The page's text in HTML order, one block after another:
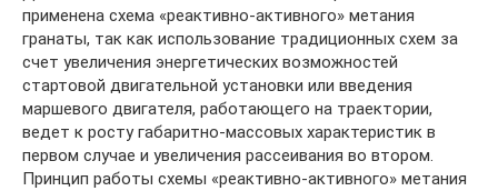
применена схема «реактивно-активного» метания
гранаты, так как использование традиционных схем за
счет увеличения энергетических возможностей
стартовой двигательной установки или введения
маршевого двигателя, работающего на траектории,
ведет к росту габаритно-массовых характеристик в
первом случае и увеличения рассеивания во втором.
Принцип работы схемы «реактивно-активного» метания